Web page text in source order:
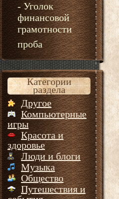
- Уголок
финансовой
грамотности
проба
Категории
раздела
Другое
Компьютерные
игры
Красота и
здоровье
Люди и блоги
Музыка
Общество
Путешествия и